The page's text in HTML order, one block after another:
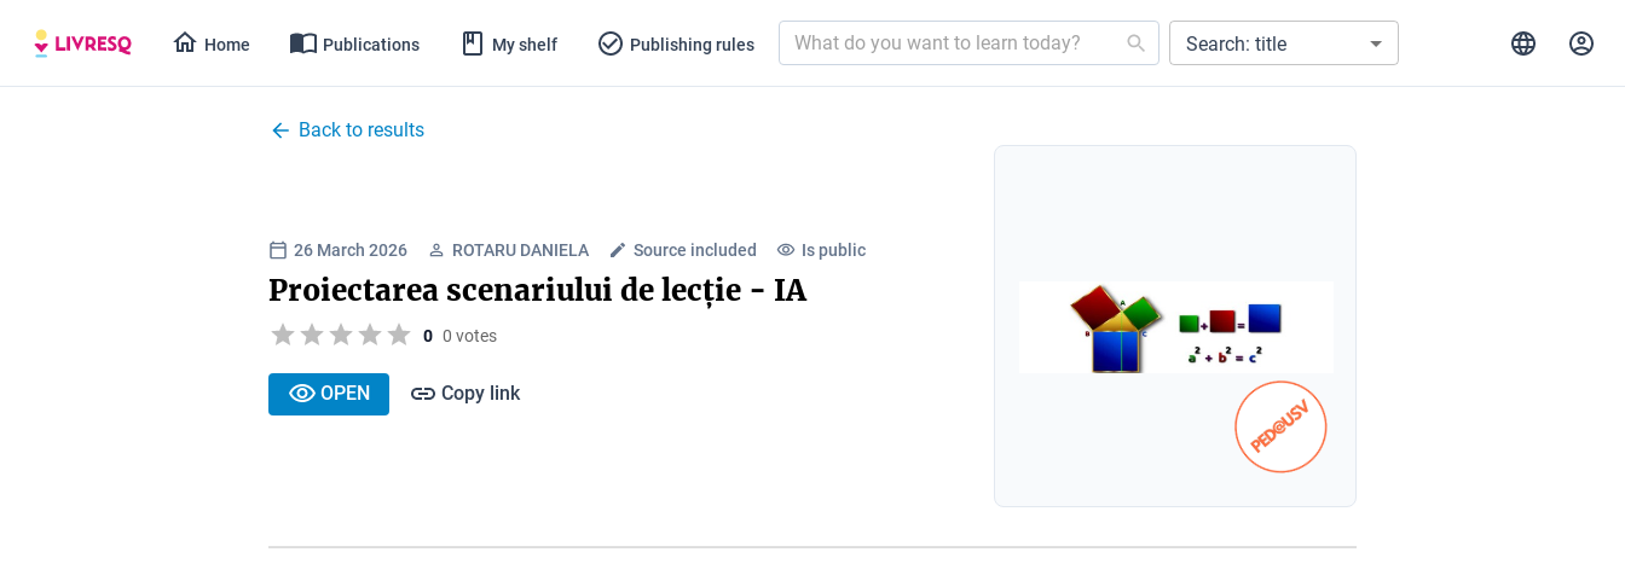
Home Publications My shelf Publishing rules Search: title
Back to results
26 March 2026 ROTARU DANIELA Source included Is public
Proiectarea scenariului de lecție - IA
0 0 votes
OPEN Copy link